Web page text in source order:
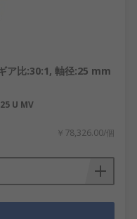
ア比:30:1, 軸径:25 mm
U MV
￥78,326.00/個